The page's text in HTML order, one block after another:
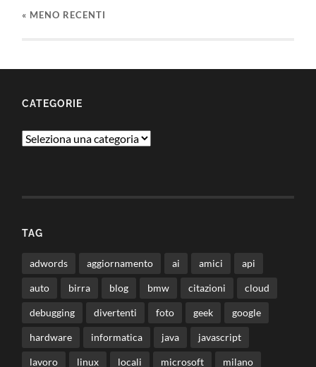
« MENO RECENTI
CATEGORIE
Categorie
TAG
adwords aggiornamento ai amici api
auto birra blog bmw citazioni cloud
debugging divertenti foto geek google
hardware informatica java javascript
lavoro linux locali microsoft milano